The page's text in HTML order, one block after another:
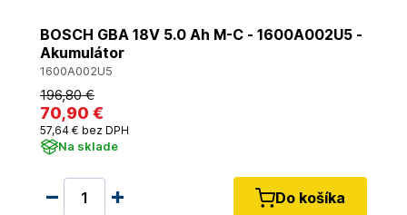
BOSCH GBA 18V 5.0 Ah M-C - 1600A002U5 -
Akumulátor
1600A002U5
196,80 €
70,90 €
57,64 € bez DPH
Na sklade
Do košíka